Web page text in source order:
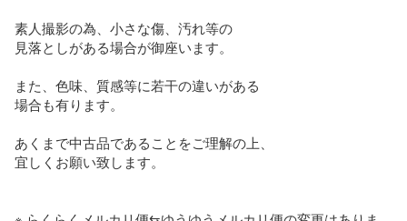
素人撮影の為、小さな傷、汚れ等の
見落としがある場合が御座います。
また、色味、質感等に若干の違いがある
場合も有ります。
あくまで中古品であることをご理解の上、
宜しくお願い致します。